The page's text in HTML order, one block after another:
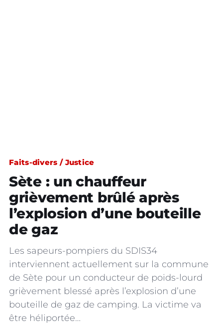
Faits-divers / Justice
Sète : un chauffeur
grièvement brûlé après
l’explosion d’une bouteille
de gaz
Les sapeurs-pompiers du SDIS34
interviennent actuellement sur la commune
de Sète pour un conducteur de poids-lourd
grièvement blessé après l’explosion d’une
bouteille de gaz de camping. La victime va
être héliportée…